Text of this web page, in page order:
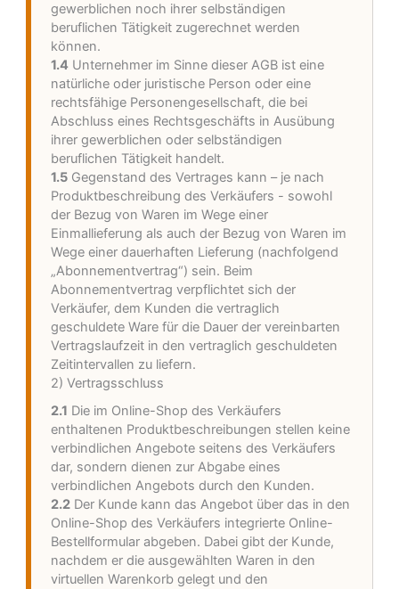
gewerblichen noch ihrer selbständigen
beruflichen Tätigkeit zugerechnet werden
können.
1.4 Unternehmer im Sinne dieser AGB ist eine
natürliche oder juristische Person oder eine
rechtsfähige Personengesellschaft, die bei
Abschluss eines Rechtsgeschäfts in Ausübung
ihrer gewerblichen oder selbständigen
beruflichen Tätigkeit handelt.
1.5 Gegenstand des Vertrages kann – je nach
Produktbeschreibung des Verkäufers - sowohl
der Bezug von Waren im Wege einer
Einmallieferung als auch der Bezug von Waren im
Wege einer dauerhaften Lieferung (nachfolgend
„Abonnementvertrag“) sein. Beim
Abonnementvertrag verpflichtet sich der
Verkäufer, dem Kunden die vertraglich
geschuldete Ware für die Dauer der vereinbarten
Vertragslaufzeit in den vertraglich geschuldeten
Zeitintervallen zu liefern.
2) Vertragsschluss
2.1 Die im Online-Shop des Verkäufers
enthaltenen Produktbeschreibungen stellen keine
verbindlichen Angebote seitens des Verkäufers
dar, sondern dienen zur Abgabe eines
verbindlichen Angebots durch den Kunden.
2.2 Der Kunde kann das Angebot über das in den
Online-Shop des Verkäufers integrierte Online-
Bestellformular abgeben. Dabei gibt der Kunde,
nachdem er die ausgewählten Waren in den
virtuellen Warenkorb gelegt und den